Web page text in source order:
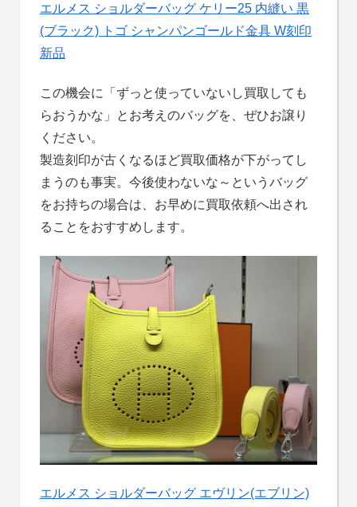
エルメス ショルダーバッグ ケリー25 内縫い 黒
(ブラック) トゴ シャンパンゴールド金具 W刻印
新品
この機会に「ずっと使っていないし買取しても
らおうかな」とお考えのバッグを、ぜひお譲り
ください。
製造刻印が古くなるほど買取価格が下がってし
まうのも事実。今後使わないな～というバッグ
をお持ちの場合は、お早めに買取依頼へ出され
ることをおすすめします。
エルメス ショルダーバッグ エヴリン(エブリン)